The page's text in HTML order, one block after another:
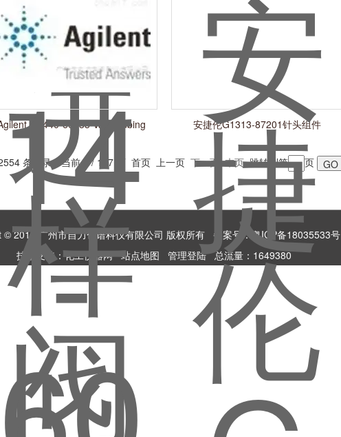
G3440-60333 Valve tubing 安捷伦G1313-87201针头组件
条记录，当前 1 / 107 页 首页 上一页 下一页 末页跳转到第 页
© 2018 广州市自力色谱科仪有限公司 版权所有 备案号：粤ICP备18035533号
技术支持：化工仪器网 站点地图 管理登陆总流量：1649380